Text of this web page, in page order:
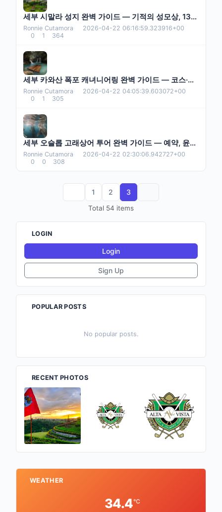
LOGIN
Login
Sign Up
POPULAR POSTS
No popular posts.
RECENT PHOTOS
세부 시말라 성지 완벽 가이드 — 기적의 성모상, 13색 촛불, 미사 시간, 가는 법까지
Ronnie Cutamora
2026-04-22 06:16:59.323916+00
0
1 364
세부 카와산 폭포 캐녀니어링 완벽 가이드 — 코스·가격·안전·예약까지
Ronnie Cutamora
2026-04-22 04:05:39.603072+00
0
1 305
세부 오슬롭 고래상어 투어 완벽 가이드 — 예약, 윤리 논쟁, 실전 팁까지
Ronnie Cutamora
2026-04-22 02:30:06.942727+00
0
0 308
1 2 3
Total 54 items
WEATHER
34.4°C